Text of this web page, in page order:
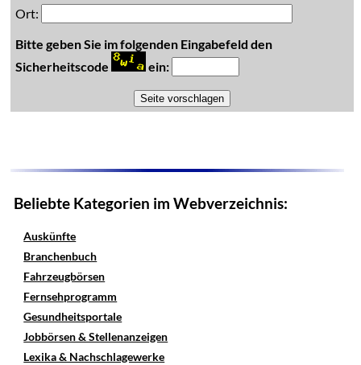
Ort:
Bitte geben Sie im folgenden Eingabefeld den
Sicherheitscode
ein:
Beliebte Kategorien im Webverzeichnis:
Auskünfte
Branchenbuch
Fahrzeugbörsen
Fernsehprogramm
Gesundheitsportale
Jobbörsen & Stellenanzeigen
Lexika & Nachschlagewerke